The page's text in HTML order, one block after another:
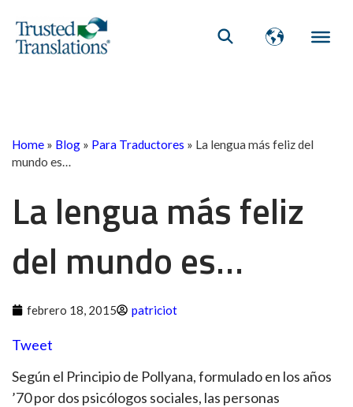
Home » Blog » Para Traductores » La lengua más feliz del
mundo es…
La lengua más feliz
del mundo es…
febrero 18, 2015 patriciot
Tweet
Según el Principio de Pollyana, formulado en los años
’70 por dos psicólogos sociales, las personas